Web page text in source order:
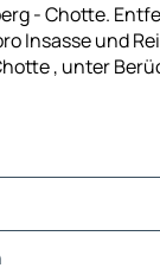
- Chotte.
Insasse und
, unter
- Luzern